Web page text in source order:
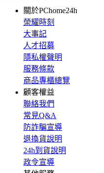
關於PChome24h
榮耀時刻
大事記
人才招募
隱私權聲明
服務條款
商品專櫃總覽
顧客權益
聯絡我們
常見Q&A
防詐騙宣導
退換貨說明
24h到貨說明
政令宣導